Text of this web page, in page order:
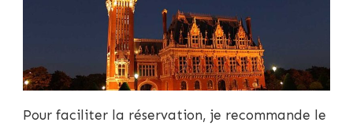
Pour faciliter la réservation, je recommande le